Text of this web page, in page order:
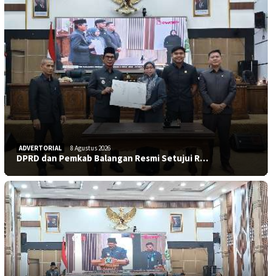
ADVERTORIAL 8 Agustus 2026
DPRD dan Pemkab Balangan Resmi Setujui R…